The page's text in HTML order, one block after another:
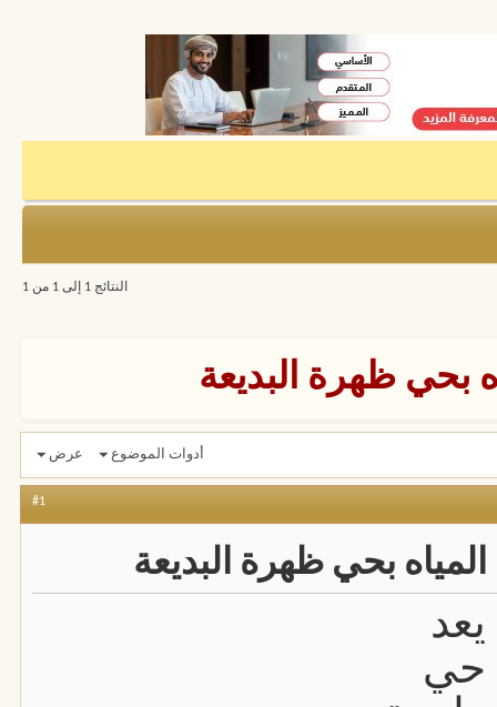
النتائج 1 إلى 1 من 1
ظهرة البديعة
أدوات الموضوع عرض
#1
بحي ظهرة البديعة
يعد
حي